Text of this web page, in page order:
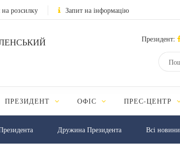
розсилку Запит на інформацію
Президент:
ПРЕЗИДЕНТ ОФІС ПРЕС-ЦЕНТР
Дружина Президента Всі новини